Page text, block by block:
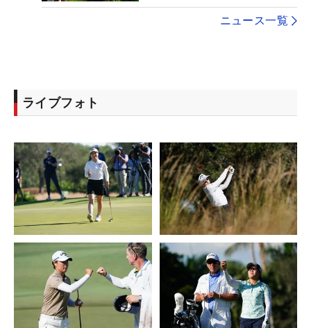
ニュース一覧
ライブフォト